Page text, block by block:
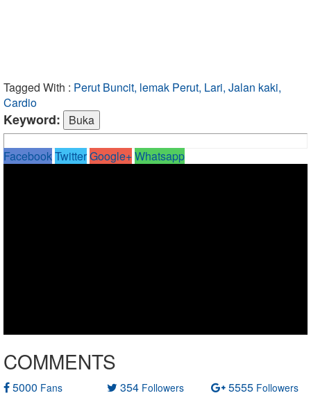
Tagged With : Perut Buncit, lemak Perut, Lari, Jalan kaki,
Cardio
Keyword:
FacebookTwitterGoogle+Whatsapp
COMMENTS
5000 Fans 354 Followers 5555 Followers